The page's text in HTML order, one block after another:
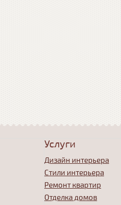
Услуги
Дизайн интерьера
Стили интерьера
Ремонт квартир
Отделка домов